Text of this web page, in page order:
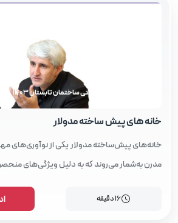
مجله توسعه صنعتی ساختمان تابستان 1403
خانه‌ های پیش‌ ساخته مدولار
خانه‌های پیش‌ساخته مدولار یکی از
مدرن به‌شمار می‌روند که به دلیل ویژگی‌های
16 دقیقه